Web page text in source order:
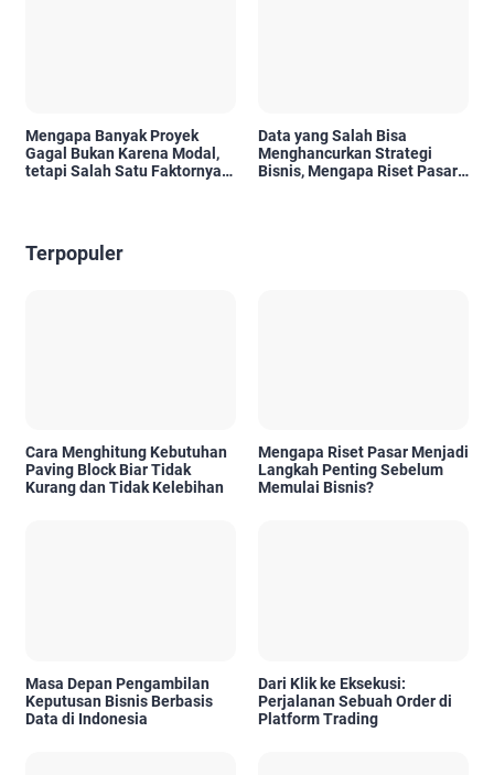
Mengapa Banyak Proyek
Gagal Bukan Karena Modal,
tetapi Salah Satu Faktornya
Data yang Salah Bisa
Menghancurkan Strategi
Bisnis, Mengapa Riset Pasar
Terpopuler
Cara Menghitung Kebutuhan
Paving Block Biar Tidak
Kurang dan Tidak Kelebihan
Mengapa Riset Pasar Menjadi
Langkah Penting Sebelum
Memulai Bisnis?
Masa Depan Pengambilan
Keputusan Bisnis Berbasis
Data di Indonesia
Dari Klik ke Eksekusi:
Perjalanan Sebuah Order di
Platform Trading